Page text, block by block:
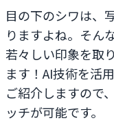
目の下のシワは、
りますよね。そん
若々しい印象を取
ます！AI技術を活
ご紹介しますので
ッチが可能です。